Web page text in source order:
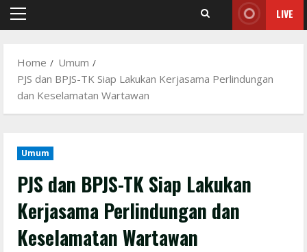
Primary
LIVE
Home
Umum
PJS dan BPJS-TK Siap Lakukan Kerjasama Perlindungan
dan Keselamatan Wartawan
Umum
PJS dan BPJS-TK Siap Lakukan
Kerjasama Perlindungan dan
Keselamatan Wartawan